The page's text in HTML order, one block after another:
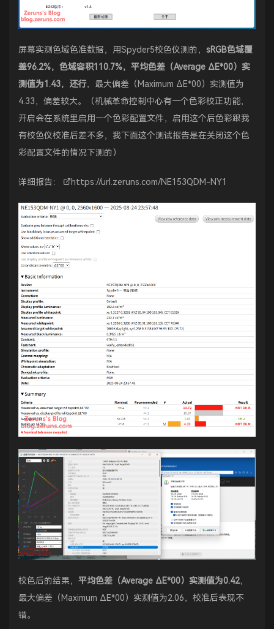
屏幕实测色域色准数据，用Spyder5校色仪测的， sRGB色域覆
盖96.2%，色域容积110.7%，平均色差（Average ΔE*00）实
测值为1.43，还行，最大偏差（Maximum ΔE*00）实测值为
4.33，偏差较大。（机械革命控制中心有一个色彩校正功能，
开启会在系统里启用一个色彩配置文件，启用这个后色彩跟我
有校色仪校准后差不多，我下面这个测试报告是在关闭这个色
彩配置文件的情况下测的）
详细报告： https://url.zeruns.com/NE153QDM-NY1
校色后的结果， 平均色差（Average ΔE*00）实测值为0.42，
最大偏差（Maximum ΔE*00）实测值为2.06，校准后表现不
错。